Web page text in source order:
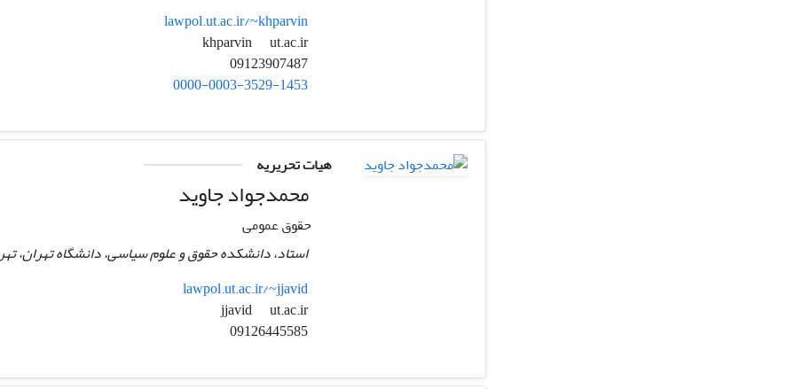
lawpol.ut.ac.ir/~khparvin
khparvin
ut.ac.ir
0000-0003-3529-1453
هیات تحریریه
محمدجواد جاوید
حقوق عمومی
استاد، دانشکده حقوق و علوم سیاسی، دانشگاه تهران،
lawpol.ut.ac.ir/~jjavid
jjavid
ut.ac.ir